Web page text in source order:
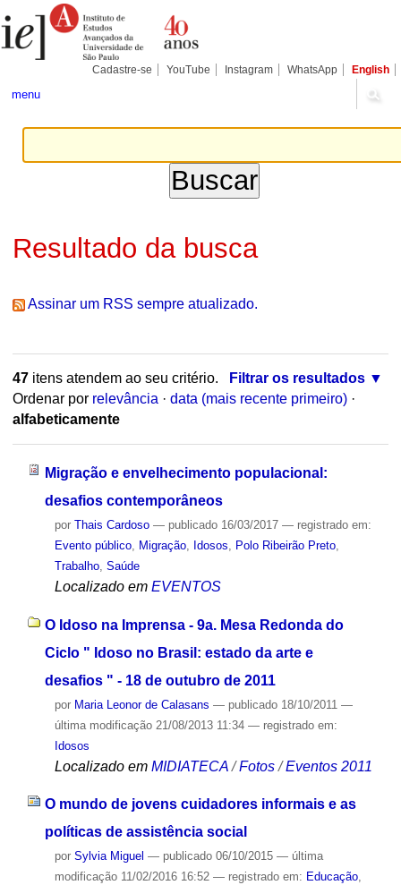
para
conteúdo.
Pessoais
Cadastre-se YouTube Instagram WhatsApp English
menu
Resultado da busca
Assinar um RSS sempre atualizado.
47itens atendem ao seu critério.
Filtrar os resultados
Ordenar por relevância · data (mais recente primeiro) ·
alfabeticamente
Migração e envelhecimento populacional:
desafios contemporâneos
por Thais Cardoso — publicado16/03/2017 — registrado em:
Evento público, Migração, Idosos Polo Ribeirão Preto,
Trabalho, Saúde
Localizado em EVENTOS
O Idoso na Imprensa - 9a. Mesa Redonda do
Ciclo " Idoso no Brasil: estado da arte e
desafios " - 18 de outubro de 2011
por Maria Leonor de Calasans — publicado18/10/2011 —
última modificação21/08/2013 11:34 — registrado em:
Idosos
Localizado em MIDIATECA /Fotos /Eventos 2011
O mundo de jovens cuidadores informais e as
políticas de assistência social
por Sylvia Miguel — publicado06/10/2015 — última
modificação11/02/2016 16:52 — registrado em: Educação,